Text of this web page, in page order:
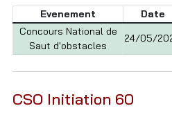
Evenement Date
Concours National de
Saut d'obstacles
24/05/
CSO Initiation 60